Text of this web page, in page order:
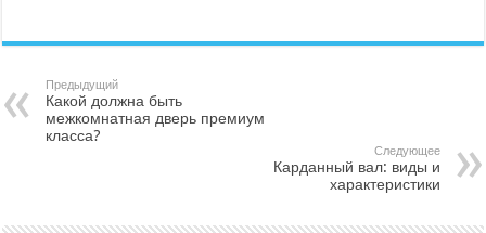
Предыдущий
Какой должна быть
межкомнатная дверь премиум
класса?
Следующее
Карданный вал: виды и
характеристики